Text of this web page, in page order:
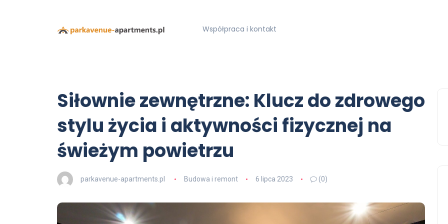
Współpraca i kontakt
Siłownie zewnętrzne: Klucz do zdrowego
stylu życia i aktywności fizycznej na
świeżym powietrzu
parkavenue-apartments.pl Budowa i remont 6 lipca 2023 (0)